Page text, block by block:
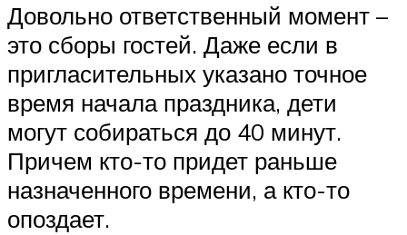
Довольно ответственный момент –
это сборы гостей. Даже если в
пригласительных указано точное
время начала праздника, дети
могут собираться до 40 минут.
Причем кто-то придет раньше
назначенного времени, а кто-то
опоздает.